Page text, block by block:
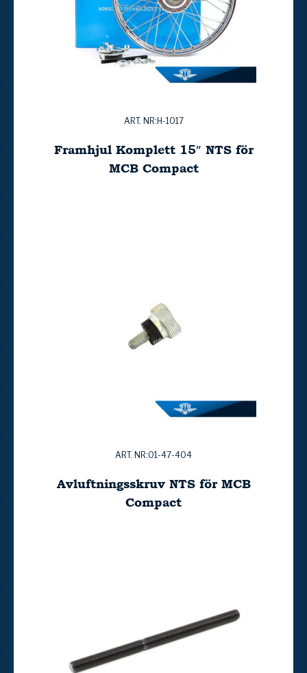
ART. NR:H-1017
Framhjul Komplett 15″ NTS för
MCB Compact
ART. NR:01-47-404
Avluftningsskruv NTS för MCB
Compact